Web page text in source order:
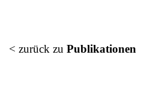
< zurück zu Publikationen